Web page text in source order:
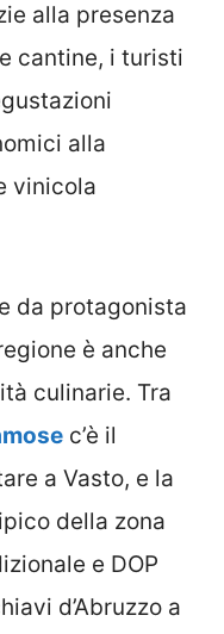
alla presenza
cantine, i turisti
alla
vinicola
da protagonista
è anche
culinarie. Tra
c’è il
a Vasto, e la
della zona
e DOP
d’Abruzzo a